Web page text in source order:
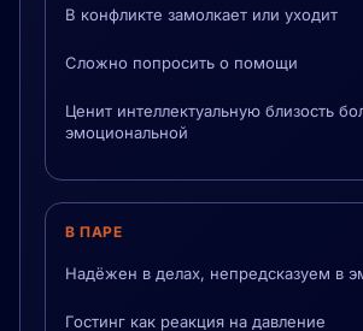
В конфликте замолкает или уходит
Сложно попросить о помощи
Ценит интеллектуальную близость
эмоциональной
В ПАРЕ
Надёжен в делах, непредсказуем в
Гостинг как реакция на давление